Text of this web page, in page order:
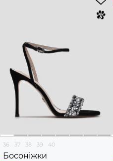
36 37 38 39 40
Босоніжки